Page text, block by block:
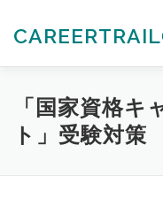
私たちについて
「国家資格
ト」受験対策